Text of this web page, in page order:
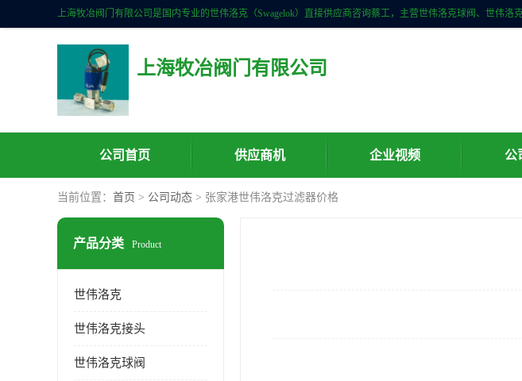
上海牧冶阀门有限公司
公司首页 供应商机 企业视频 公
当前位置： 首页 > 公司动态 > 张家港世伟洛克过滤器价格
产品分类 Product
世伟洛克
世伟洛克接头
世伟洛克球阀